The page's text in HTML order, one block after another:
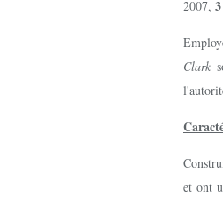
2007, 3
Clark
et ont